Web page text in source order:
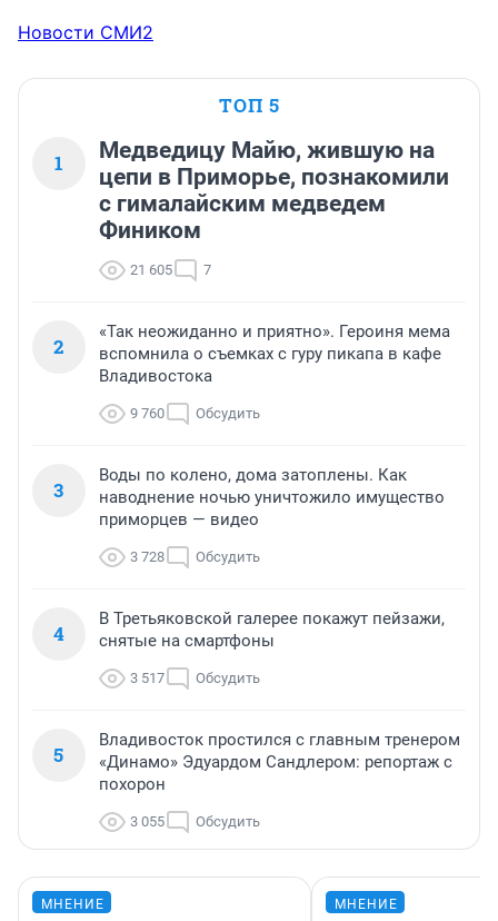
Новости СМИ2
ТОП 5
1
Медведицу Майю, жившую на
цепи в Приморье, познакомили
с гималайским медведем
Фиником
21 605 7
2
«Так неожиданно и приятно». Героиня мема
вспомнила о съемках с гуру пикапа в кафе
Владивостока
9 760 Обсудить
3
Воды по колено, дома затоплены. Как
наводнение ночью уничтожило имущество
приморцев — видео
3 728 Обсудить
4
В Третьяковской галерее покажут пейзажи,
снятые на смартфоны
3 517 Обсудить
5
Владивосток простился с главным тренером
«Динамо» Эдуардом Сандлером: репортаж с
похорон
3 055 Обсудить
МНЕНИЕ МНЕНИЕ